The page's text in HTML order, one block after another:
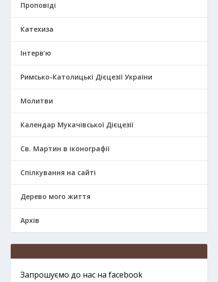
Проповіді
Катехиза
Інтерв’ю
Римсько-Католицькі Дієцезії України
Молитви
Календар Мукачівської Дієцезії
Св. Мартин в іконографії
Спілкування на сайті
Дерево мого життя
Архів
Запрошуємо до нас на facebook